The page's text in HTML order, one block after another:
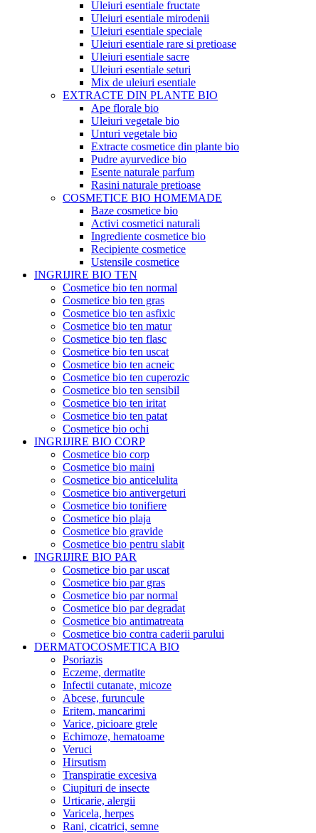
Uleiuri esentiale fructate
Uleiuri esentiale mirodenii
Uleiuri esentiale speciale
Uleiuri esentiale rare si pretioase
Uleiuri esentiale sacre
Uleiuri esentiale seturi
Mix de uleiuri esentiale
EXTRACTE DIN PLANTE BIO
Ape florale bio
Uleiuri vegetale bio
Unturi vegetale bio
Extracte cosmetice din plante bio
Pudre ayurvedice bio
Esente naturale parfum
Rasini naturale pretioase
COSMETICE BIO HOMEMADE
Baze cosmetice bio
Activi cosmetici naturali
Ingrediente cosmetice bio
Recipiente cosmetice
Ustensile cosmetice
INGRIJIRE BIO TEN
Cosmetice bio ten normal
Cosmetice bio ten gras
Cosmetice bio ten asfixic
Cosmetice bio ten matur
Cosmetice bio ten flasc
Cosmetice bio ten uscat
Cosmetice bio ten acneic
Cosmetice bio ten cuperozic
Cosmetice bio ten sensibil
Cosmetice bio ten iritat
Cosmetice bio ten patat
Cosmetice bio ochi
INGRIJIRE BIO CORP
Cosmetice bio corp
Cosmetice bio maini
Cosmetice bio anticelulita
Cosmetice bio antivergeturi
Cosmetice bio tonifiere
Cosmetice bio plaja
Cosmetice bio gravide
Cosmetice bio pentru slabit
INGRIJIRE BIO PAR
Cosmetice bio par uscat
Cosmetice bio par gras
Cosmetice bio par normal
Cosmetice bio par degradat
Cosmetice bio antimatreata
Cosmetice bio contra caderii parului
DERMATOCOSMETICA BIO
Psoriazis
Eczeme, dermatite
Infectii cutanate, micoze
Abcese, furuncule
Eritem, mancarimi
Varice, picioare grele
Echimoze, hematoame
Veruci
Hirsutism
Transpiratie excesiva
Ciupituri de insecte
Urticarie, alergii
Varicela, herpes
Rani, cicatrici, semne